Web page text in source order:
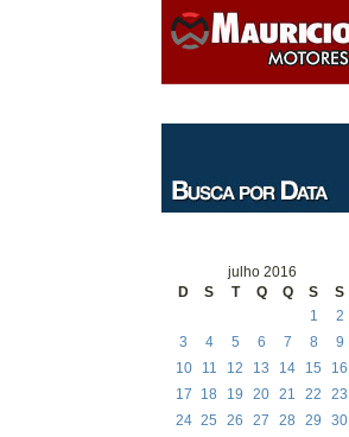
julho 2016
D
S T Q Q S S
1
2
3
4 5 6 7 8
9
10
11 12 13 14 15
16
17
18 19 20 21 22
23
24 25 26 27 28 29
30